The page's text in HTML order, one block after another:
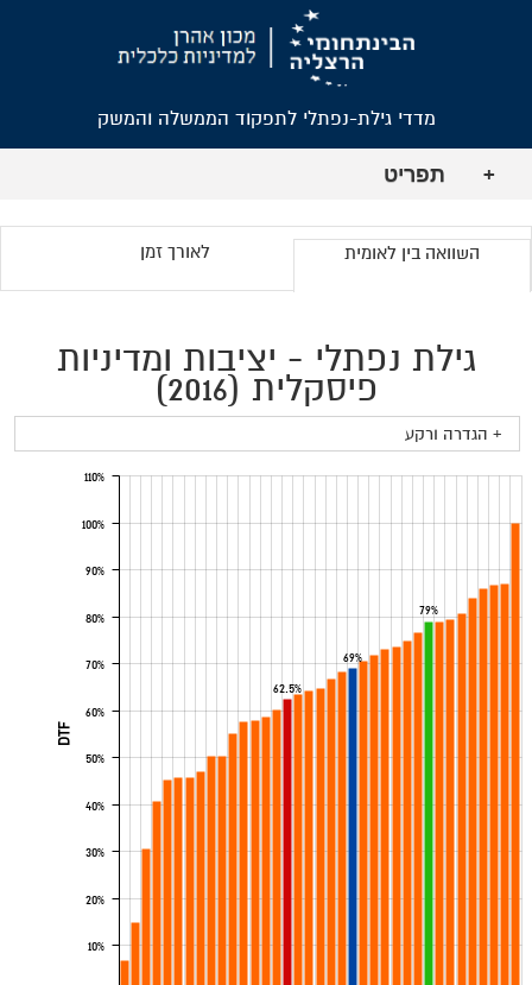
מדדי גילת-נפתלי לתפקוד הממשלה והמשק
+ תפריט
השוואה בין לאומית לאורך זמן
גילת נפתלי - יציבות ומדיניות
פיסקלית (2016)
+ הגדרה ורקע
62.5%
69%
79%
10%
20%
30%
40%
50%
60%
70%
80%
90%
100%
110%
DTF